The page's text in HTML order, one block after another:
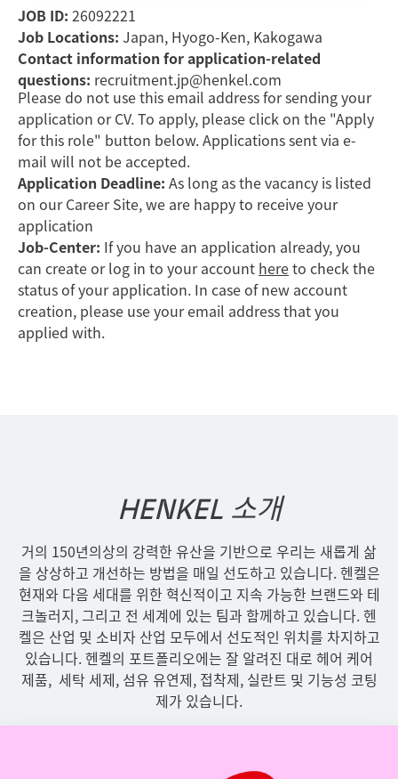
JOB ID: 26092221
Job Locations: Japan, Hyogo-Ken, Kakogawa
Contact information for application-related
questions: recruitment.jp@henkel.com
Please do not use this email address for sending your
application or CV. To apply, please click on the "Apply
for this role" button below. Applications sent via e-
mail will not be accepted.
Application Deadline: As long as the vacancy is listed
on our Career Site, we are happy to receive your
application
Job-Center: If you have an application already, you
can create or log in to your account hereto check the
status of your application. In case of new account
creation, please use your email address that you
applied with.
HENKEL 소개
거의 150년의상의 강력한 유산을 기반으로 우리는 새롭게 삶
을 상상하고 개선하는 방법을 매일 선도하고 있습니다. 헨켈은
현재와 다음 세대를 위한 혁신적이고 지속 가능한 브랜드와 테
크놀러지, 그리고 전 세계에 있는 팀과 함께하고 있습니다. 헨
켈은 산업 및 소비자 산업 모두에서 선도적인 위치를 차지하고
있습니다. 헨켈의 포트폴리오에는 잘 알려진 대로 헤어 케어
제품, 세탁 세제, 섬유 유연제, 접착제, 실란트 및 기능성 코팅
제가 있습니다.